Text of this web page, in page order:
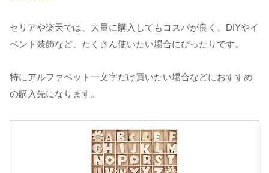
セリアや楽天では、大量に購入してもコスパが良く、DIYやイ
ベント装飾など、たくさん使いたい場合にぴったりです。
特にアルファベット一文字だけ買いたい場合などにおすすめ
の購入先になります。